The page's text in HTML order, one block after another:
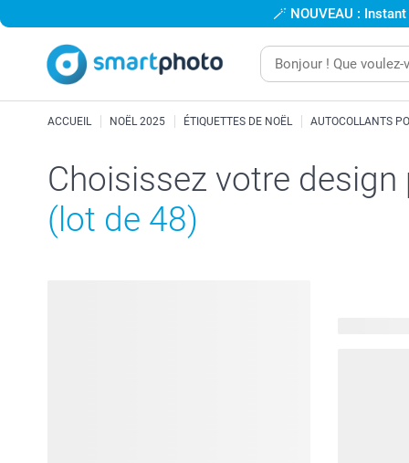
🪄 NOUVEAU :
ACCUEIL NOËL 2025 ÉTIQUETTES DE NOËL AUTOCOLLANTS
Choisissez votre
(lot de 48)